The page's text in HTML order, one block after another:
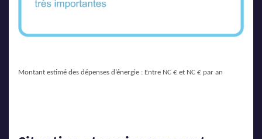
Montant estimé des dépenses d’énergie : Entre NC € et NC € par an